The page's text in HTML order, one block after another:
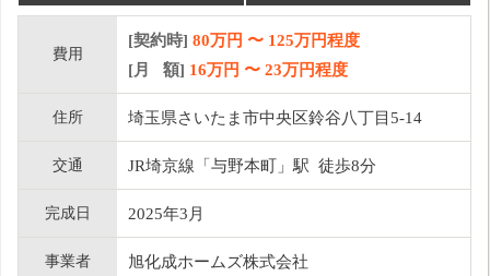
費用
[契約時] 80万円 〜 125万円程度
[月 額] 16万円 〜 23万円程度
住所 埼玉県さいたま市中央区鈴谷八丁目5-14
交通 JR埼京線「与野本町」駅 徒歩8分
完成日 2025年3月
事業者 旭化成ホームズ株式会社